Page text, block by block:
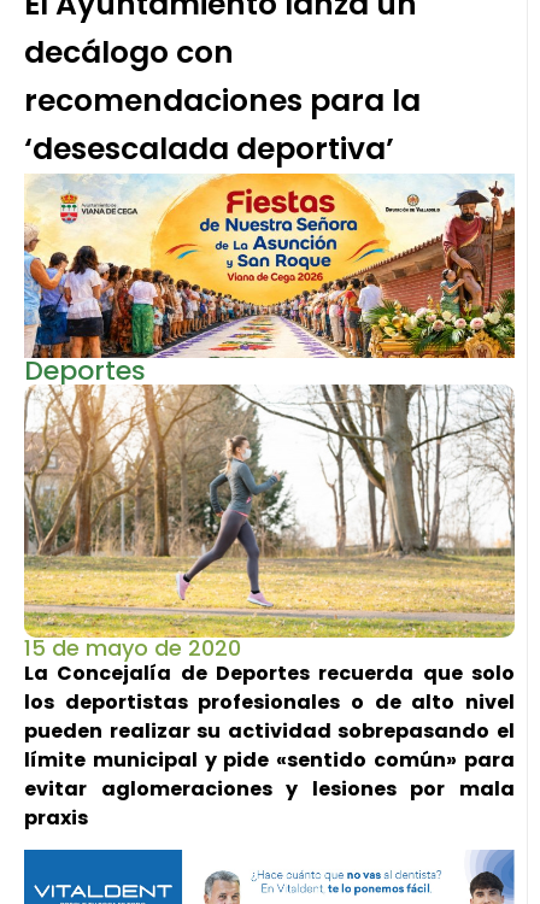
decálogo con
recomendaciones para la
‘desescalada deportiva’
Deportes
15 de mayo de 2020
La Concejalía de Deportes recuerda que solo
los deportistas profesionales o de alto nivel
pueden realizar su actividad sobrepasando el
límite municipal y pide «sentido común» para
evitar aglomeraciones y lesiones por mala
praxis